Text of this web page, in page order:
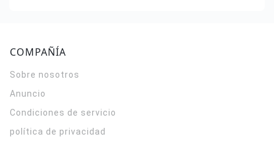
COMPAÑÍA
Sobre nosotros
Anuncio
Condiciones de servicio
política de privacidad